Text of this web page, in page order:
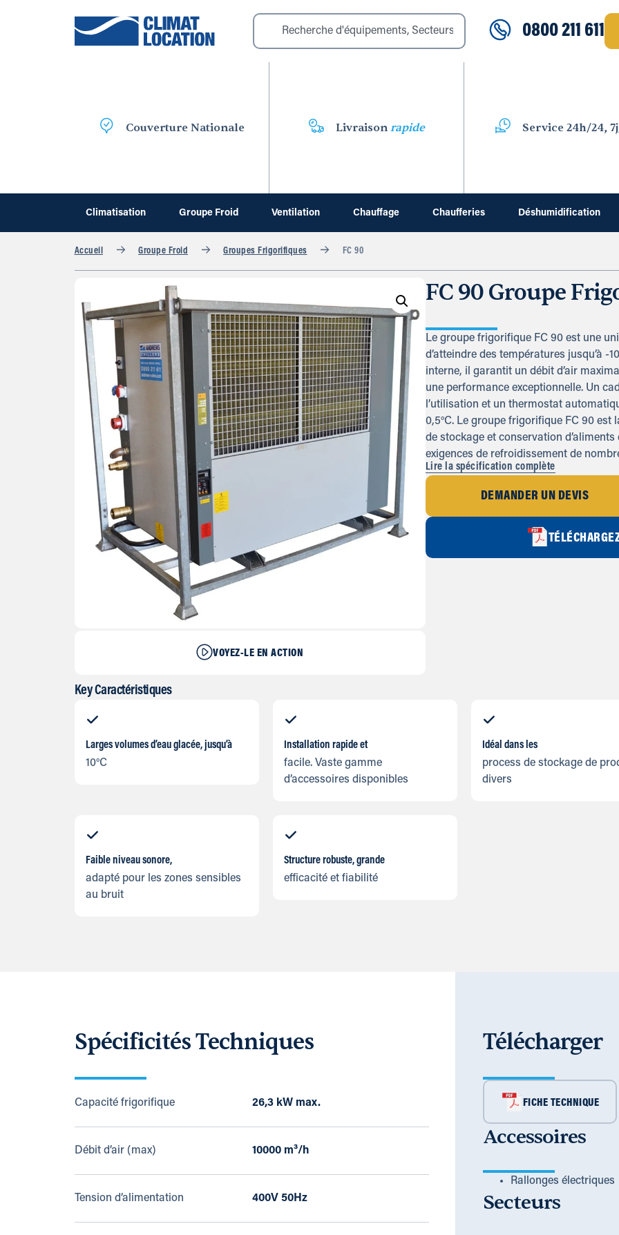
0800 211 611
Couverture Nationale Livraison rapide Service 24h/24,
Climatisation Groupe Froid Ventilation Chauffage Chaufferies Déshumidification
Accueil Groupe Froid Groupes Frigorifiques FC 90
VOYEZ-LE EN ACTION
FC 90 Groupe
Le groupe frigorifique FC 90 est une
d’atteindre des températures jusqu’à -
interne, il garantit un débit d’air
une performance exceptionnelle. Un
l’utilisation et un thermostat
0,5°C. Le groupe frigorifique FC 90
de stockage et conservation
exigences de refroidissement de
Lire la spécification complète
DEMANDER UN DEVIS
Key Caractéristiques
Larges volumes d’eau glacée, jusqu’à
10°C
Installation rapide et
facile. Vaste gamme
d’accessoires disponibles
Idéal dans les
process de stockage de
divers
Faible niveau sonore,
adapté pour les zones sensibles
au bruit
Structure robuste, grande
efficacité et fiabilité
Spécificités Techniques
Capacité frigorifique 26,3 kW max.
Débit d’air (max) 10000 m³/h
Tension d’alimentation 400V 50Hz
Télécharger
FICHE TECHNIQUE
Accessoires
Rallonges électriques
Secteurs